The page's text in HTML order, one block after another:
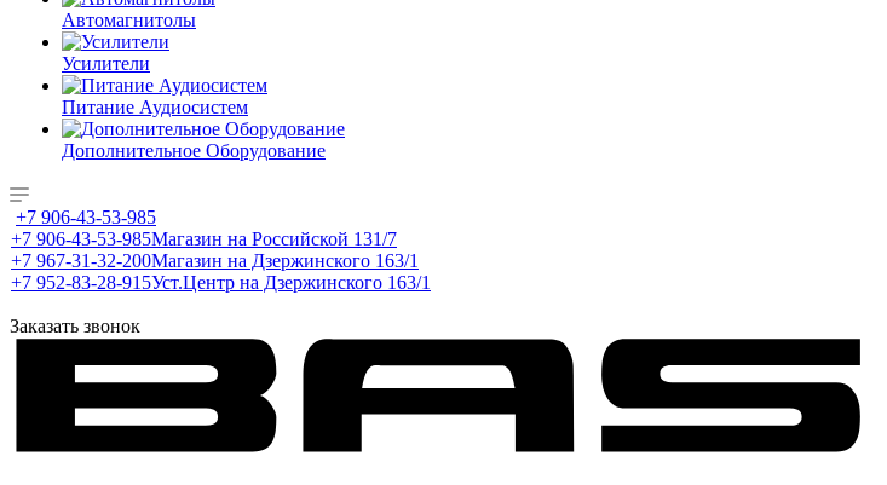
Автомагнитолы
Усилители
Питание Аудиосистем
Дополнительное Оборудование
+7 906-43-53-985
+7 906-43-53-985Магазин на Российской 131/7
+7 967-31-32-200Магазин на Дзержинского 163/1
+7 952-83-28-915Уст.Центр на Дзержинского 163/1
Заказать звонок